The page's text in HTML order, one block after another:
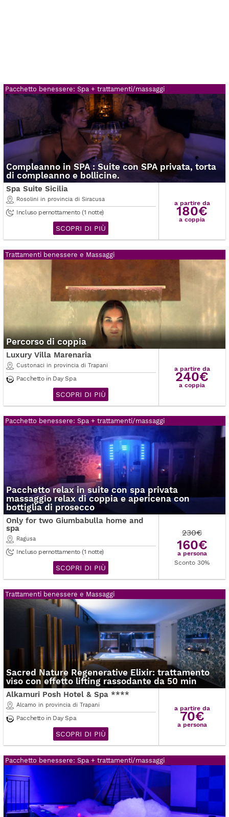
Pacchetto benessere: Spa + trattamenti/massaggi
Compleanno in SPA : Suite con SPA privata, torta
di compleanno e bollicine.
Spa Suite Sicilia
Rosolini in provincia di Siracusa
Incluso pernottamento (1 notte)
SCOPRI DI PIÙ
a partire da
180€
a coppia
Trattamenti benessere e Massaggi
Percorso di coppia
Luxury Villa Marenaria
Custonaci in provincia di Trapani
Pacchetto in Day Spa
SCOPRI DI PIÙ
a partire da
240€
a coppia
Pacchetto benessere: Spa + trattamenti/massaggi
Pacchetto relax in suite con spa privata
massaggio relax di coppia e apericena con
bottiglia di prosecco
Only for two Giumbabulla home and
spa
Ragusa
Incluso pernottamento (1 notte)
SCOPRI DI PIÙ
230€
160€
a persona
Sconto 30%
Trattamenti benessere e Massaggi
Sacred Nature Regenerative Elixir: trattamento
viso con effetto lifting rassodante da 50 min
Alkamuri Posh Hotel & Spa ****
Alcamo in provincia di Trapani
Pacchetto in Day Spa
SCOPRI DI PIÙ
a partire da
70€
a persona
Pacchetto benessere: Spa + trattamenti/massaggi